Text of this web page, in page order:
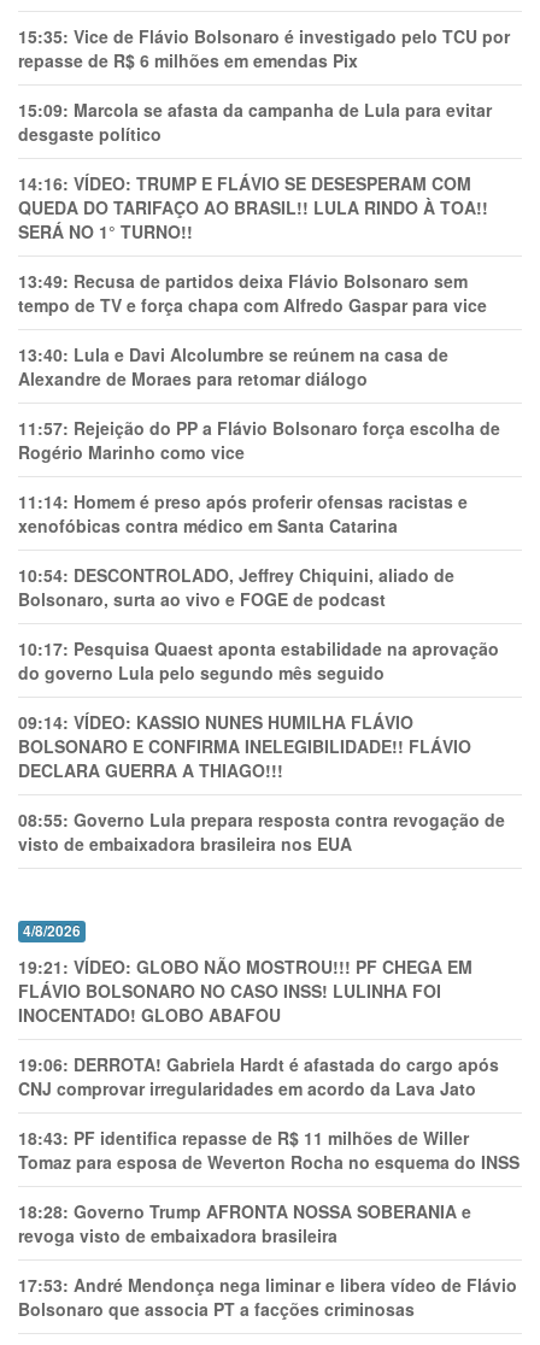
15:35: Vice de Flávio Bolsonaro é investigado pelo TCU por
repasse de R$ 6 milhões em emendas Pix
15:09: Marcola se afasta da campanha de Lula para evitar
desgaste político
14:16: VÍDEO: TRUMP E FLÁVIO SE DESESPERAM COM
QUEDA DO TARIFAÇO AO BRASIL!! LULA RINDO À TOA!!
SERÁ NO 1° TURNO!!
13:49: Recusa de partidos deixa Flávio Bolsonaro sem
tempo de TV e força chapa com Alfredo Gaspar para vice
13:40: Lula e Davi Alcolumbre se reúnem na casa de
Alexandre de Moraes para retomar diálogo
11:57: Rejeição do PP a Flávio Bolsonaro força escolha de
Rogério Marinho como vice
11:14: Homem é preso após proferir ofensas racistas e
xenofóbicas contra médico em Santa Catarina
10:54: DESCONTROLADO, Jeffrey Chiquini, aliado de
Bolsonaro, surta ao vivo e FOGE de podcast
10:17: Pesquisa Quaest aponta estabilidade na aprovação
do governo Lula pelo segundo mês seguido
09:14: VÍDEO: KASSIO NUNES HUMlLHA FLÁVIO
BOLSONARO E CONFIRMA INELEGIBILIDADE!! FLÁVIO
DECLARA GUERRA A THIAGO!!!
08:55: Governo Lula prepara resposta contra revogação de
visto de embaixadora brasileira nos EUA
4/8/2026
19:21: VÍDEO: GLOBO NÃO MOSTROU!!! PF CHEGA EM
FLÁVIO BOLSONARO NO CASO INSS! LULINHA FOI
INOCENTADO! GLOBO ABAFOU
19:06: DERROTA! Gabriela Hardt é afastada do cargo após
CNJ comprovar irregularidades em acordo da Lava Jato
18:43: PF identifica repasse de R$ 11 milhões de Willer
Tomaz para esposa de Weverton Rocha no esquema do INSS
18:28: Governo Trump AFRONTA NOSSA SOBERANIA e
revoga visto de embaixadora brasileira
17:53: André Mendonça nega liminar e libera vídeo de Flávio
Bolsonaro que associa PT a facções criminosas